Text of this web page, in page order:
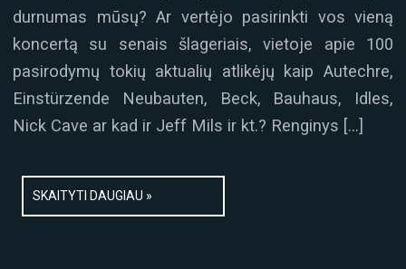
durnumas mūsų? Ar vertėjo pasirinkti vos vieną
koncertą su senais šlageriais, vietoje apie 100
pasirodymų tokių aktualių atlikėjų kaip Autechre,
Einstürzende Neubauten, Beck, Bauhaus, Idles,
Nick Cave ar kad ir Jeff Mils ir kt.? Renginys […]
SKAITYTI DAUGIAU »